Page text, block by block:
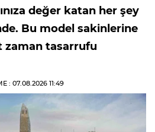
değer katan her şey
Bu model sakinlerine
zaman tasarrufu
: 07.08.2026 11:49